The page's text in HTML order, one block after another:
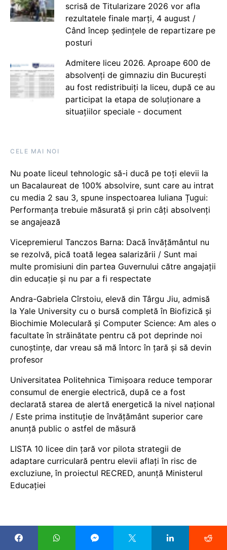
scrisă de Titularizare 2026 vor afla
rezultatele finale marți, 4 august /
Când încep ședințele de repartizare pe
posturi
Admitere liceu 2026. Aproape 600 de
absolvenți de gimnaziu din București
au fost redistribuiți la liceu, după ce au
participat la etapa de soluționare a
situațiilor speciale - document
CELE MAI NOI
Nu poate liceul tehnologic să-i ducă pe toți elevii la
un Bacalaureat de 100% absolvire, sunt care au intrat
cu media 2 sau 3, spune inspectoarea Iuliana Țugui:
Performanța trebuie măsurată și prin câți absolvenți
se angajează
Vicepremierul Tanczos Barna: Dacă învățământul nu
se rezolvă, pică toată legea salarizării / Sunt mai
multe promisiuni din partea Guvernului către angajații
din educație și nu par a fi respectate
Andra-Gabriela Cîrstoiu, elevă din Târgu Jiu, admisă
la Yale University cu o bursă completă în Biofizică și
Biochimie Moleculară și Computer Science: Am ales o
facultate în străinătate pentru că pot deprinde noi
cunoștințe, dar vreau să mă întorc în țară și să devin
profesor
Universitatea Politehnica Timișoara reduce temporar
consumul de energie electrică, după ce a fost
declarată starea de alertă energetică la nivel național
/ Este prima instituție de învățământ superior care
anunță public o astfel de măsură
LISTA 10 licee din țară vor pilota strategii de
adaptare curriculară pentru elevii aflați în risc de
excluziune, în proiectul RECRED, anunță Ministerul
Educației